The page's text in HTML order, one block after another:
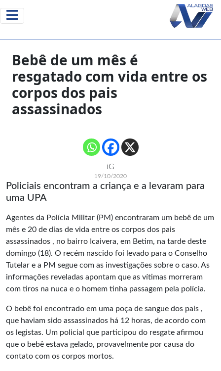
Bebê de um mês é
resgatado com vida entre os
corpos dos pais
assassinados
iG
19/10/2020
Policiais encontram a criança e a levaram para
uma UPA
Agentes da Polícia Militar (PM) encontraram um bebê de um
mês e 20 de dias de vida entre os corpos dos pais
assassinados , no bairro Icaivera, em Betim, na tarde deste
domingo (18). O recém nascido foi levado para o Conselho
Tutelar e a PM segue com as investigações sobre o caso. As
informações reveladas apontam que as vítimas morreram
com tiros na nuca e o homem tinha passagem pela polícia.
O bebê foi encontrado em uma poça de sangue dos pais ,
que haviam sido assassinados há 12 horas, de acordo com
os legistas. Um policial que participou do resgate afirmou
que o bebê estava gelado, provavelmente por causa do
contato com os corpos mortos.